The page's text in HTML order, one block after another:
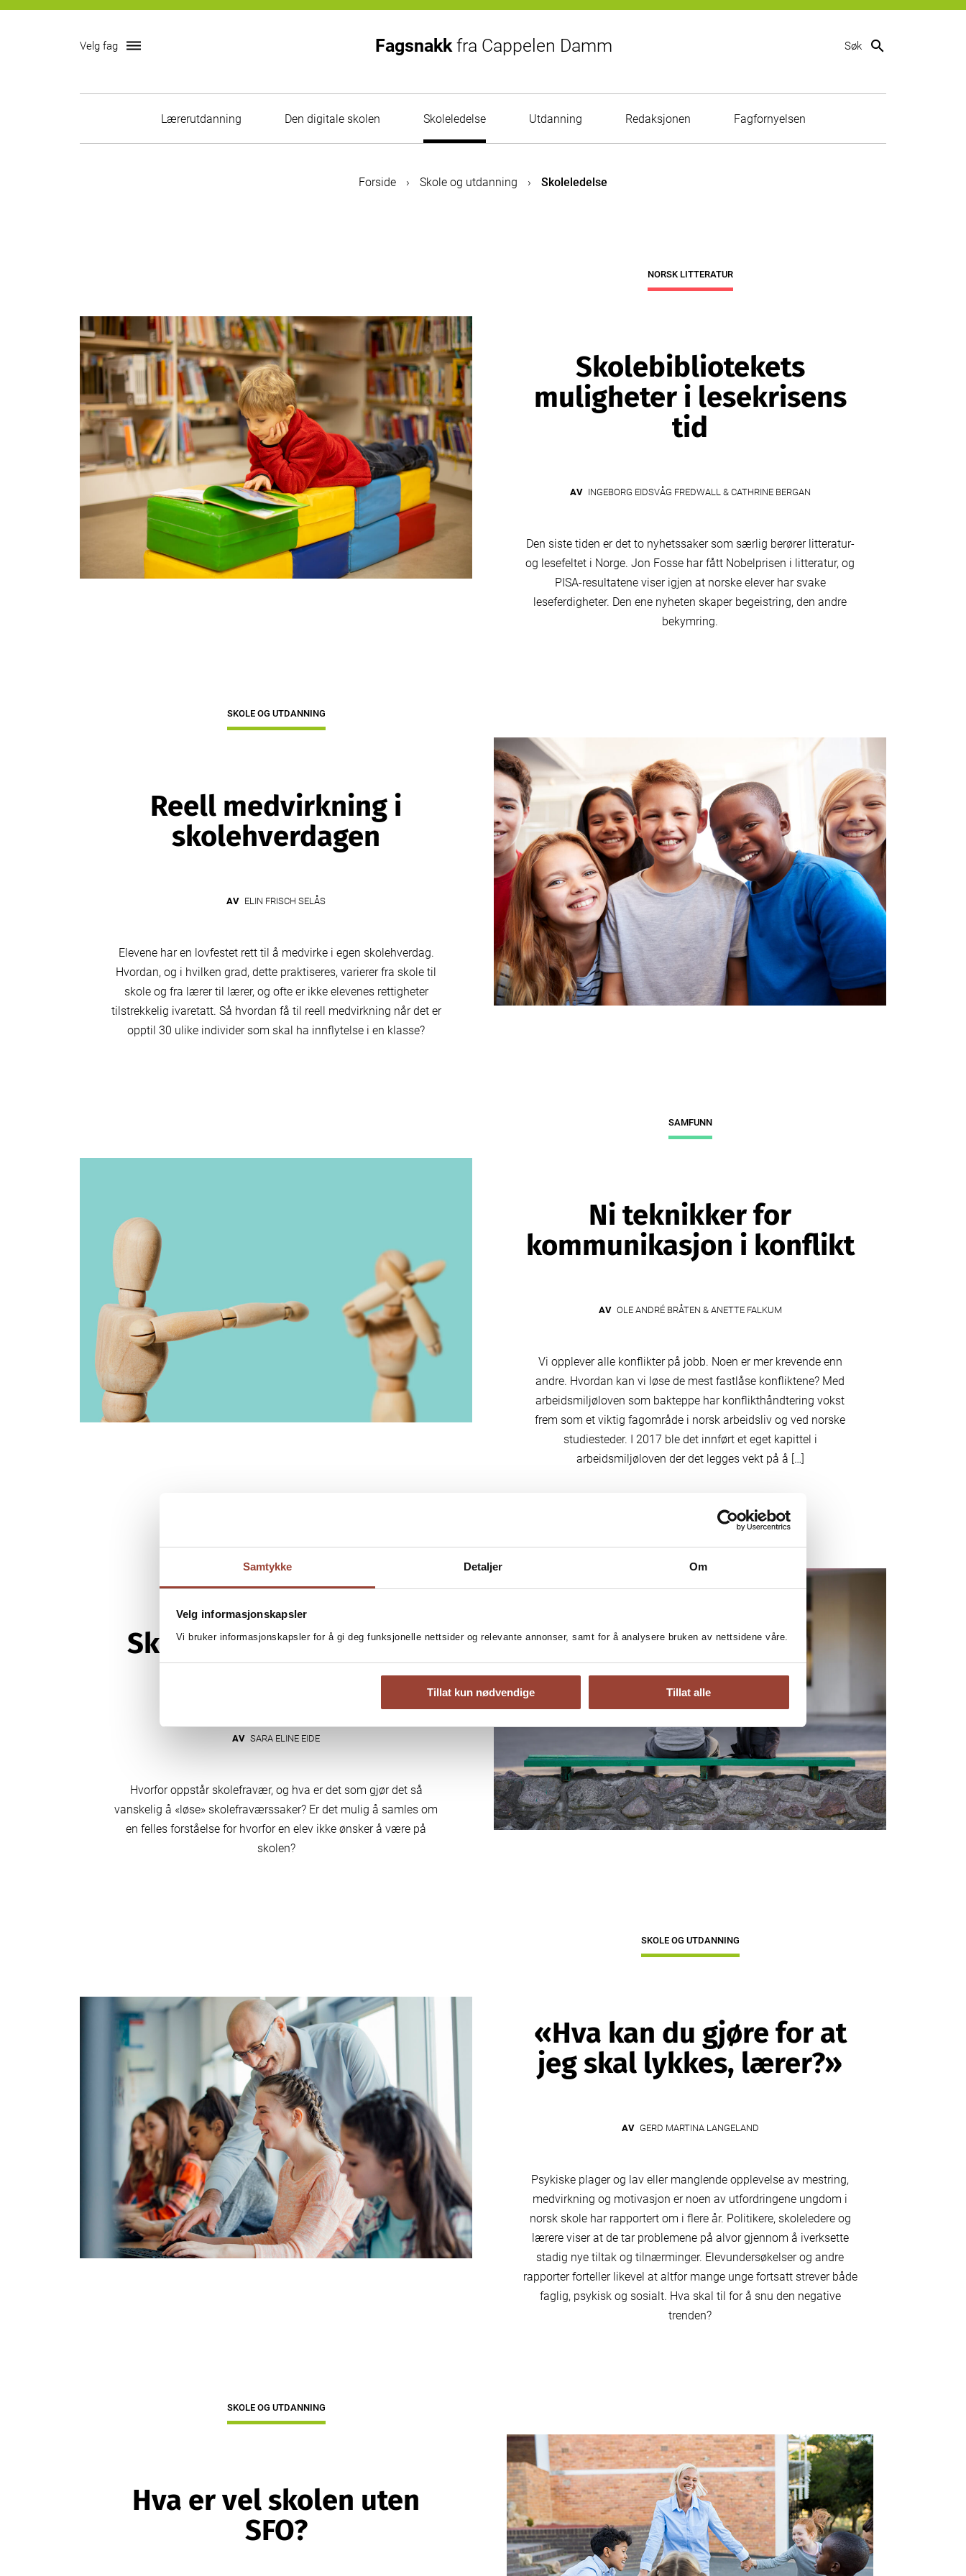
Samtykke Detaljer Om
Velg informasjonskapsler
Vi bruker informasjonskapsler for å gi deg funksjonelle nettsider og relevante annonser, samt for å analysere bruken av nettsidene våre.
Tillat kun nødvendige Tillat alle
Velg fag dehaze Fagsnakkfra Cappelen Damm Søk search
Lærerutdanning Den digitale skolen Skoleledelse Utdanning Redaksjonen Fagfornyelsen
Forside › Skole og utdanning › Skoleledelse
NORSK LITTERATUR
Skolebibliotekets
muligheter i lesekrisens
tid
AVINGEBORG EIDSVÅG FREDWALL & CATHRINE BERGAN
Den siste tiden er det to nyhetssaker som særlig berører litteratur-
og lesefeltet i Norge. Jon Fosse har fått Nobelprisen i litteratur, og
PISA-resultatene viser igjen at norske elever har svake
leseferdigheter. Den ene nyheten skaper begeistring, den andre
bekymring.
SKOLE OG UTDANNING
Reell medvirkning i
skolehverdagen
AV ELIN FRISCH SELÅS
Elevene har en lovfestet rett til å medvirke i egen skolehverdag.
Hvordan, og i hvilken grad, dette praktiseres, varierer fra skole til
skole og fra lærer til lærer, og ofte er ikke elevenes rettigheter
tilstrekkelig ivaretatt. Så hvordan få til reell medvirkning når det er
opptil 30 ulike individer som skal ha innflytelse i en klasse?
SAMFUNN
Ni teknikker for
kommunikasjon i konflikt
AVOLE ANDRÉ BRÅTEN & ANETTE FALKUM
Vi opplever alle konflikter på jobb. Noen er mer krevende enn
andre. Hvordan kan vi løse de mest fastlåse konfliktene? Med
arbeidsmiljøloven som bakteppe har konflikthåndtering vokst
frem som et viktig fagområde i norsk arbeidsliv og ved norske
studiesteder. I 2017 ble det innført et eget kapittel i
arbeidsmiljøloven der det legges vekt på å […]
PSYKISK HELSE
Skolefravær – en felles
utfordring
AV SARA ELINE EIDE
Hvorfor oppstår skolefravær, og hva er det som gjør det så
vanskelig å «løse» skolefraværssaker? Er det mulig å samles om
en felles forståelse for hvorfor en elev ikke ønsker å være på
skolen?
SKOLE OG UTDANNING
«Hva kan du gjøre for at
jeg skal lykkes, lærer?»
AVGERD MARTINA LANGELAND
Psykiske plager og lav eller manglende opplevelse av mestring,
medvirkning og motivasjon er noen av utfordringene ungdom i
norsk skole har rapportert om i flere år. Politikere, skoleledere og
lærere viser at de tar problemene på alvor gjennom å iverksette
stadig nye tiltak og tilnærminger. Elevundersøkelser og andre
rapporter forteller likevel at altfor mange unge fortsatt strever både
faglig, psykisk og sosialt. Hva skal til for å snu den negative
trenden?
SKOLE OG UTDANNING
Hva er vel skolen uten
SFO?